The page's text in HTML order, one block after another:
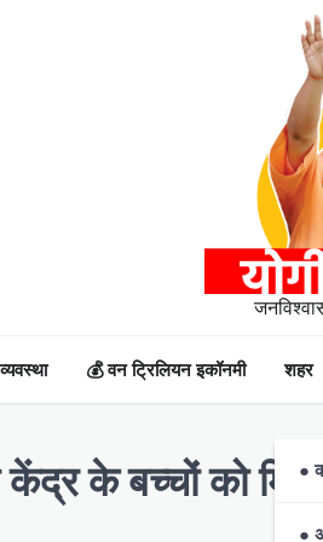
💰 वन ट्रिलियन इकॉनमी शहर
●
●
के बच्चों को